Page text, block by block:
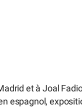
et à Joal
espagnol,